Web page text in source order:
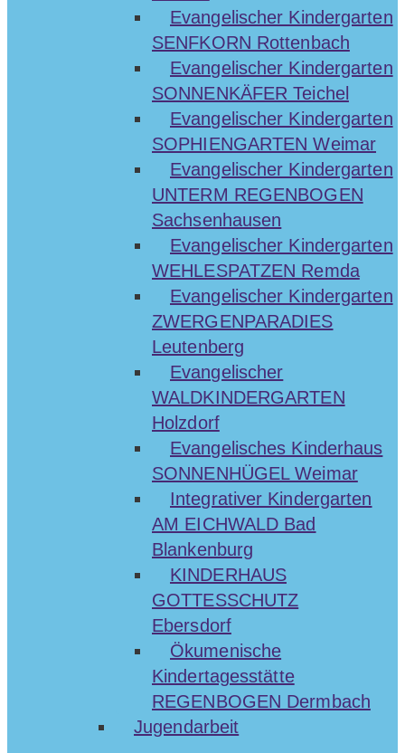
Evangelischer Kindergarten
SENFKORN Rottenbach
Evangelischer Kindergarten
SONNENKÄFER Teichel
Evangelischer Kindergarten
SOPHIENGARTEN Weimar
Evangelischer Kindergarten
UNTERM REGENBOGEN
Sachsenhausen
Evangelischer Kindergarten
WEHLESPATZEN Remda
Evangelischer Kindergarten
ZWERGENPARADIES
Leutenberg
Evangelischer
WALDKINDERGARTEN
Holzdorf
Evangelisches Kinderhaus
SONNENHÜGEL Weimar
Integrativer Kindergarten
AM EICHWALD Bad
Blankenburg
KINDERHAUS
GOTTESSCHUTZ
Ebersdorf
Ökumenische
Kindertagesstätte
REGENBOGEN Dermbach
Jugendarbeit